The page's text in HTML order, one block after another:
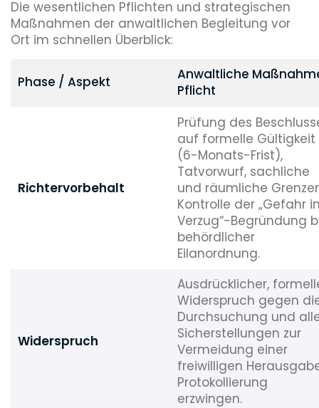
Die wesentlichen Pflichten und strategischen
Maßnahmen der anwaltlichen Begleitung vor
Ort im schnellen Überblick:
Phase / Aspekt
Anwaltliche
Pflicht
Richtervorbehalt
Prüfung des
auf formelle Gültigkeit
(6-Monats-Frist),
Tatvorwurf, sachliche
und räumliche
Kontrolle der „Gefahr
Verzug“-Begründung
behördlicher
Eilanordnung.
Widerspruch
Ausdrücklicher,
Widerspruch gegen
Durchsuchung und
Sicherstellungen zur
Vermeidung einer
freiwilligen
Protokollierung
erzwingen.